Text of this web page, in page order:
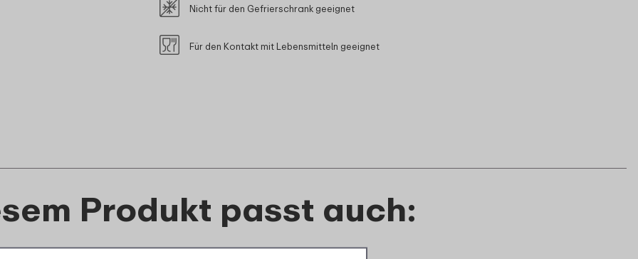
Nicht für den Gefrierschrank geeignet
Für den Kontakt mit Lebensmitteln geeignet
Produkt passt auch: